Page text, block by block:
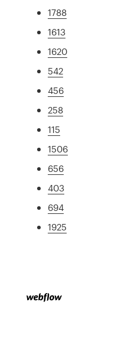
1788
1613
1620
542
456
258
115
1506
656
403
694
1925